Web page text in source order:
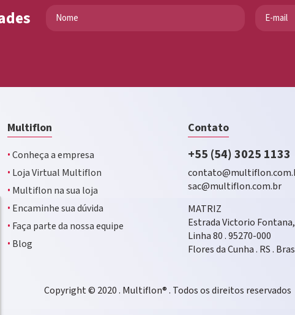
Multiflon
·Conheça a empresa
· Loja Virtual Multiflon
· Multiflon na sua loja
· Encaminhe sua dúvida
· Faça parte da nossa equipe
· Blog
Contato
+55 (54) 3025 1133
sac@multiflon.com.br
MATRIZ
Estrada Victorio
Linha 80 . 95270-000
Flores da Cunha . RS .
Copyright © 2020 . Multiflon® . Todos os direitos reservados